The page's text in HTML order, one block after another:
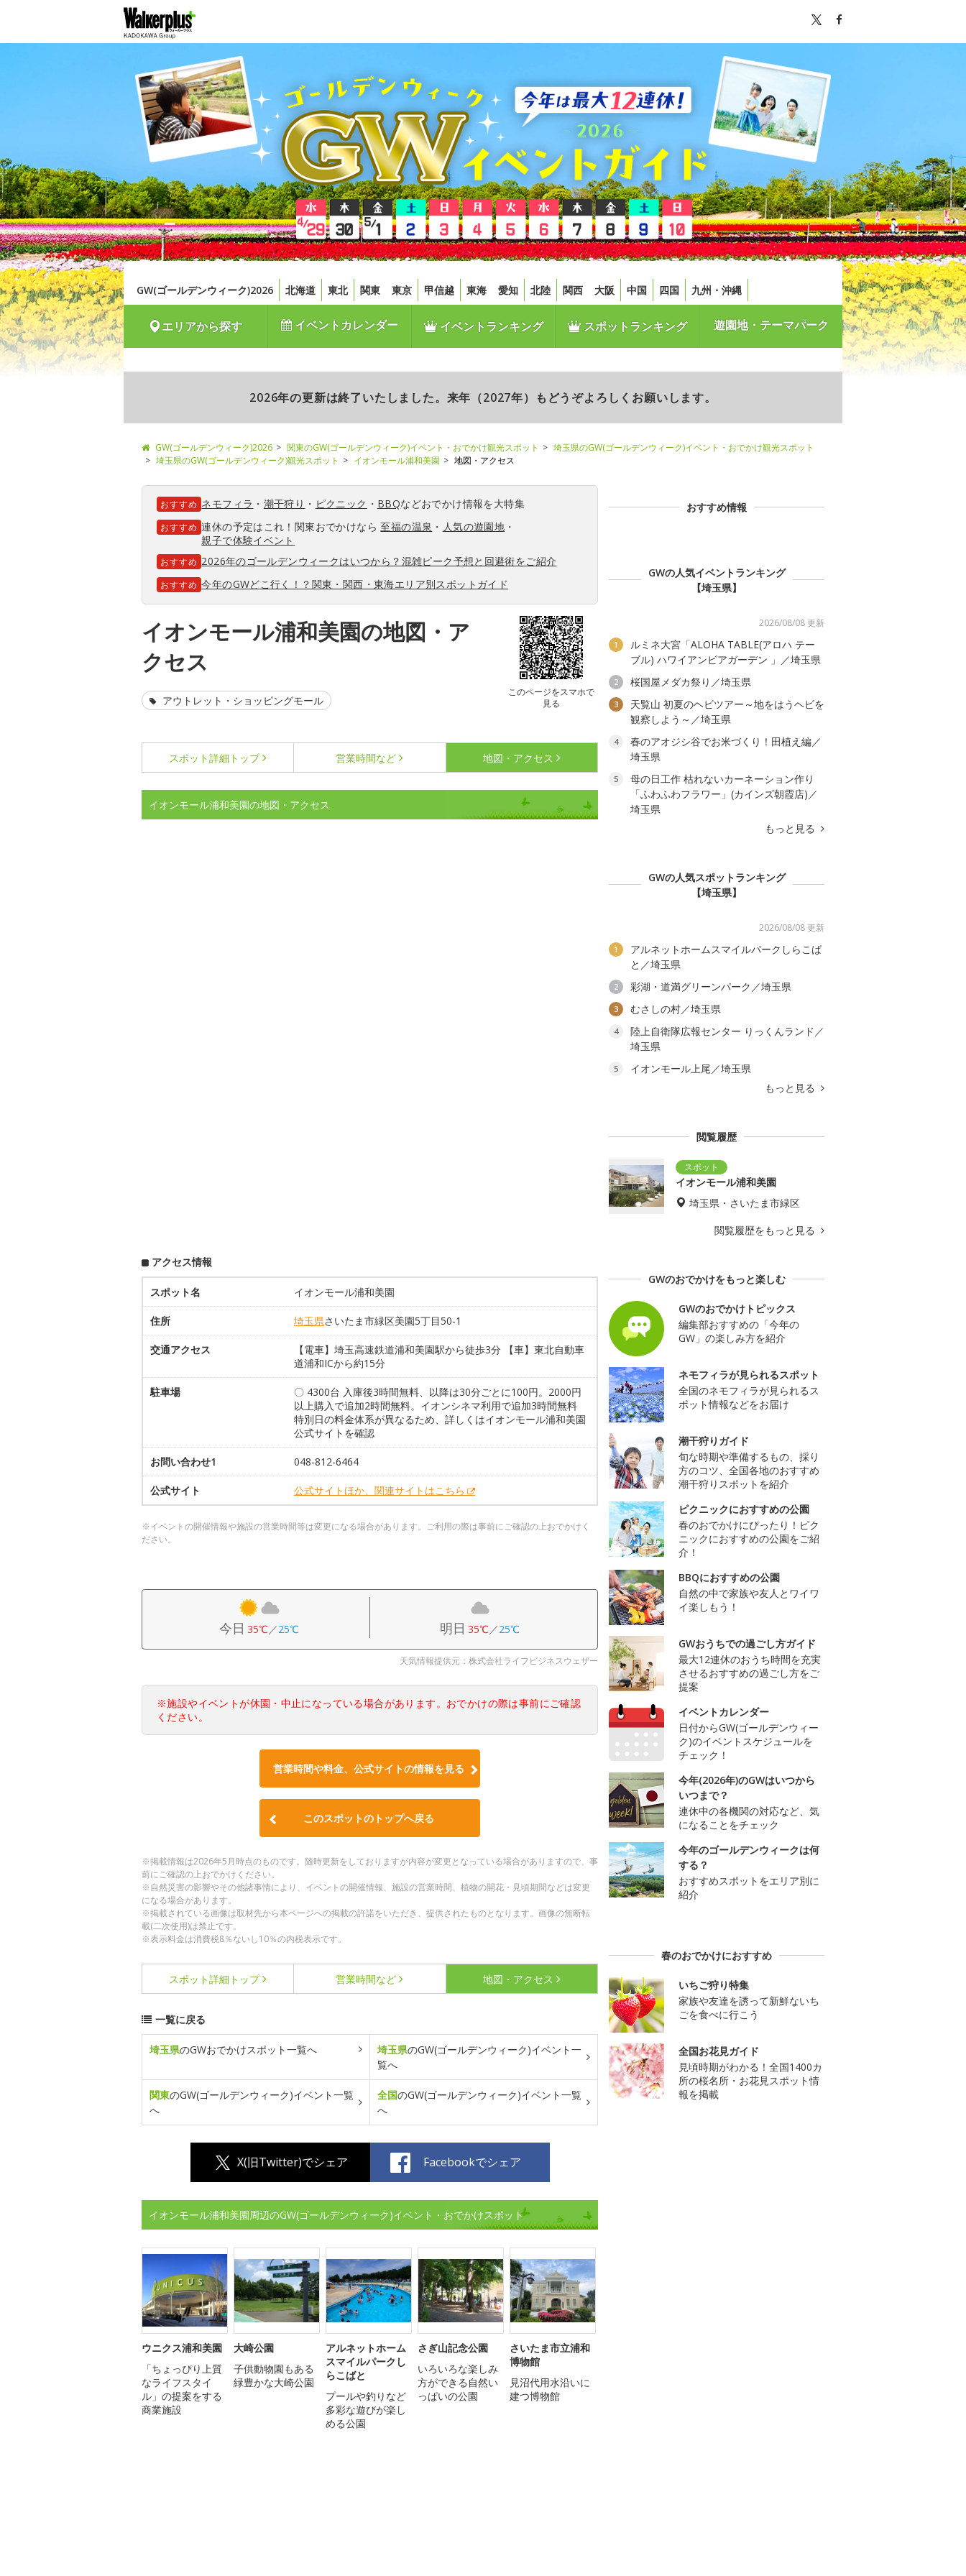
GW(ゴールデンウィーク)2026 北海道 東北 関東 東京 甲信越 東海 愛知 北陸 関西 大阪 中国 四国 九州・沖縄
エリアから探す イベントカレンダー イベントランキング スポットランキング 遊園地・テーマパーク
2026年の更新は終了いたしました。来年（2027年）もどうぞよろしくお願いします。
GW(ゴールデンウィーク)2026 関東のGW(ゴールデンウィーク)イベント・おでかけ観光スポット
埼玉県のGW(ゴールデンウィーク)イベント・おでかけ観光スポット
埼玉県のGW(ゴールデンウィーク)観光スポット
イオンモール浦和美園 地図・アクセス
おすすめ ネモフィラ ・ 潮干狩り ・ ピクニック ・ BBQなどおでかけ情報を大特集
おすすめ 連休の予定はこれ！関東おでかけなら至福の温泉 ・ 人気の遊園地 ・
親子で体験イベント
おすすめ 2026年のゴールデンウィークはいつから？混雑ピーク予想と回避術をご紹介
おすすめ 今年のGWどこ行く！？関東・関西・東海エリア別スポットガイド
イオンモール浦和美園の地図・ア
クセス
このページをスマホで
見る
アウトレット・ショッピングモール
スポット詳細 トップ 営業時間など 地図・アクセス
イオンモール浦和美園の地図・アクセス
アクセス情報
スポット名 イオンモール浦和美園
住所 埼玉県さいたま市緑区美園5丁目50-1
交通アクセス
【電車】埼玉高速鉄道浦和美園駅から徒歩3分 【車】東北自動車
道浦和ICから約15分
駐車場
〇 4300台 入庫後3時間無料、以降は30分ごとに100円。2000円
以上購入で追加2時間無料。イオンシネマ利用で追加3時間無料
特別日の料金体系が異なるため、詳しくはイオンモール浦和美園
公式サイトを確認
お問い合わせ1 048-812-6464
公式サイト 公式サイトほか、関連サイトはこちら
※イベントの開催情報や施設の営業時間等は変更になる場合があります。ご利用の際は事前にご確認の上おでかけく
ださい。
今日 35℃／25℃ 明日 35℃／25℃
天気情報提供元：株式会社ライフビジネスウェザー
※施設やイベントが休園・中止になっている場合があります。おでかけの際は事前にご確認
ください。
営業時間や料金、公式サイトの情報を見る
このスポットのトップへ戻る
※掲載情報は2026年5月時点のものです。随時更新をしておりますが内容が変更となっている場合がありますので、事
前にご確認の上おでかけください。
※自然災害の影響やその他諸事情により、イベントの開催情報、施設の営業時間、植物の開花・見頃期間などは変更
になる場合があります。
※掲載されている画像は取材先から本ページへの掲載の許諾をいただき、提供されたものとなります。画像の無断転
載(二次使用)は禁止です。
※表示料金は消費税8％ないし10％の内税表示です。
スポット詳細 トップ 営業時間など 地図・アクセス
一覧に戻る
埼玉県のGWおでかけスポット一覧へ 埼玉県のGW(ゴールデンウィーク)イベント一
覧へ
関東のGW(ゴールデンウィーク)イベント一覧
へ
全国のGW(ゴールデンウィーク)イベント一覧
へ
X(旧Twitter)でシェア Facebookでシェア
イオンモール浦和美園周辺のGW(ゴールデンウィーク)イベント・おでかけスポット
ウニクス浦和美園
「ちょっぴり上質
なライフスタイ
ル」の提案をする
商業施設
大崎公園
子供動物園もある
緑豊かな大崎公園
アルネットホーム
スマイルパークし
らこばと
プールや釣りなど
多彩な遊びが楽し
める公園
さぎ山記念公園
いろいろな楽しみ
方ができる自然い
っぱいの公園
さいたま市立浦和
博物館
見沼代用水沿いに
建つ博物館
おすすめ情報
GWの人気イベントランキング
【埼玉県】
2026/08/08 更新
1
ルミネ大宮「ALOHA TABLE(アロハ テー
ブル) ハワイアンビアガーデン 」／埼玉県
2 桜国屋メダカ祭り／埼玉県
3
天覧山 初夏のヘビツアー～地をはうヘビを
観察しよう～／埼玉県
4
春のアオジシ谷でお米づくり！田植え編／
埼玉県
5
母の日工作 枯れないカーネーション作り
「ふわふわフラワー」(カインズ朝霞店)／
埼玉県
もっと見る
GWの人気スポットランキング
【埼玉県】
2026/08/08 更新
1
アルネットホームスマイルパークしらこば
と／埼玉県
2 彩湖・道満グリーンパーク／埼玉県
3 むさしの村／埼玉県
4
陸上自衛隊広報センター りっくんランド／
埼玉県
5
イオンモール上尾／埼玉県
もっと見る
閲覧履歴
イオンモール浦和美園
埼玉県・さいたま市緑区
閲覧履歴をもっと見る
GWのおでかけをもっと楽しむ
GWのおでかけトピックス
編集部おすすめの「今年の
GW」の楽しみ方を紹介
ネモフィラが見られるスポット
全国のネモフィラが見られるス
ポット情報などをお届け
潮干狩りガイド
旬な時期や準備するもの、採り
方のコツ、全国各地のおすすめ
潮干狩りスポットを紹介
ピクニックにおすすめの公園
春のおでかけにぴったり！ピク
ニックにおすすめの公園をご紹
介！
BBQにおすすめの公園
自然の中で家族や友人とワイワ
イ楽しもう！
GWおうちでの過ごし方ガイド
最大12連休のおうち時間を充実
させるおすすめの過ごし方をご
提案
イベントカレンダー
日付からGW(ゴールデンウィー
ク)のイベントスケジュールを
チェック！
今年(2026年)のGWはいつから
いつまで？
連休中の各機関の対応など、気
になることをチェック
今年のゴールデンウィークは何
する？
おすすめスポットをエリア別に
紹介
春のおでかけにおすすめ
いちご狩り特集
家族や友達を誘って新鮮ないち
ごを食べに行こう
全国お花見ガイド
見頃時期がわかる！全国1400カ
所の桜名所・お花見スポット情
報を掲載